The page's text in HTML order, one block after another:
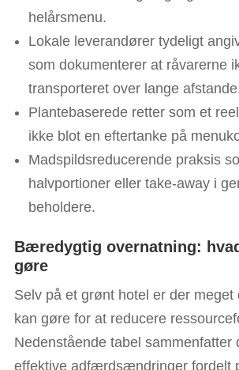
helårsmenu.
Lokale leverandører tydeligt
som dokumenterer at råvarerne
transporteret over lange
Plantebaserede retter som et
ikke blot en eftertanke på
Madspildsreducerende praksis
halvportioner eller take-away i
beholdere.
Bæredygtig overnatning:
gøre
Selv på et grønt hotel er der
kan gøre for at reducere
Nedenstående tabel sammenfatter
effektive adfærdsændringer fordelt